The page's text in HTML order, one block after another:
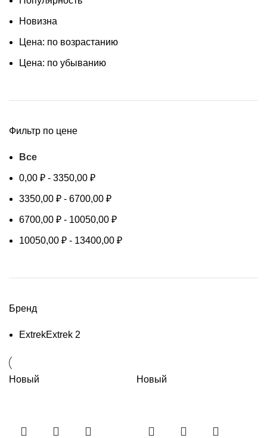
Новизна
Цена: по возрастанию
Цена: по убыванию
Фильтр по цене
Все
0,00 ₽ - 3350,00 ₽
3350,00 ₽ - 6700,00 ₽
6700,00 ₽ - 10050,00 ₽
10050,00 ₽ - 13400,00 ₽
Бренд
ExtrekExtrek 2
Новый Новый